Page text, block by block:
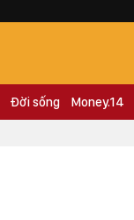
Đời sống Money.14